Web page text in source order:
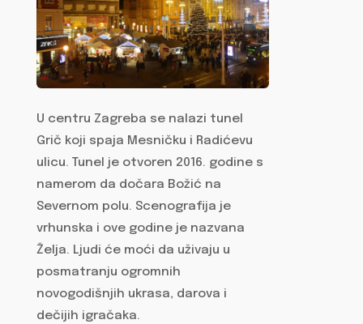
U centru Zagreba se nalazi tunel
Grič koji spaja Mesničku i Radićevu
ulicu. Tunel je otvoren 2016. godine s
namerom da dočara Božić na
Severnom polu. Scenografija je
vrhunska i ove godine je nazvana
Želja. Ljudi će moći da uživaju u
posmatranju ogromnih
novogodišnjih ukrasa, darova i
dečijih igračaka.